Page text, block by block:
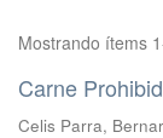
Mostrando ítems
Carne
Celis Parra,